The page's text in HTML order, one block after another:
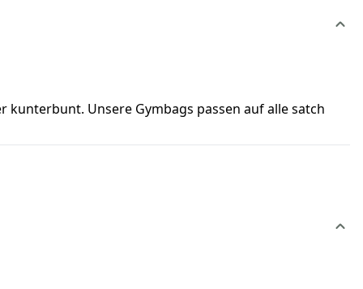
kunterbunt. Unsere Gymbags passen auf alle satch